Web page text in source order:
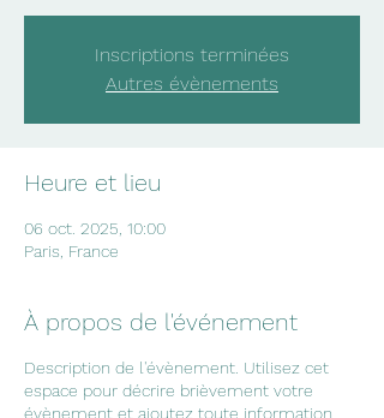
Inscriptions terminées
Autres évènements
Heure et lieu
06 oct. 2025, 10:00
Paris, France
À propos de l'événement
Description de l'évènement. Utilisez cet
espace pour décrire brièvement votre
évènement et ajoutez toute information